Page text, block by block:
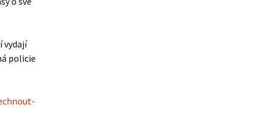
vydají
policie